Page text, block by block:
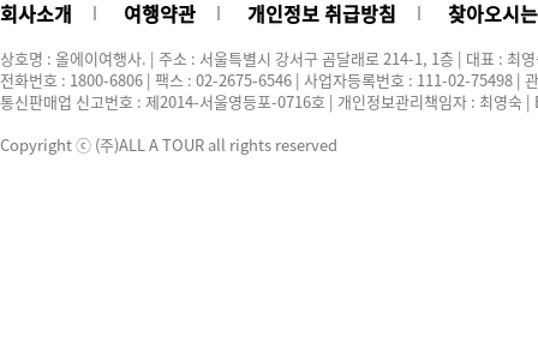
회사소개 여행약관 개인정보 취급방침 찾아오시
상호명 : 올에이여행사. | 주소 : 서울특별시 강서구 곰달래로 214-1, 1층 | 대표 : 최
전화번호 : 1800-6806 | 팩스 : 02-2675-6546 | 사업자등록번호 : 111-02-75498 |
통신판매업 신고번호 : 제2014-서울영등포-0716호 | 개인정보관리책임자 : 최영
Copyright ⓒ (주)ALL A TOUR all rights reserved